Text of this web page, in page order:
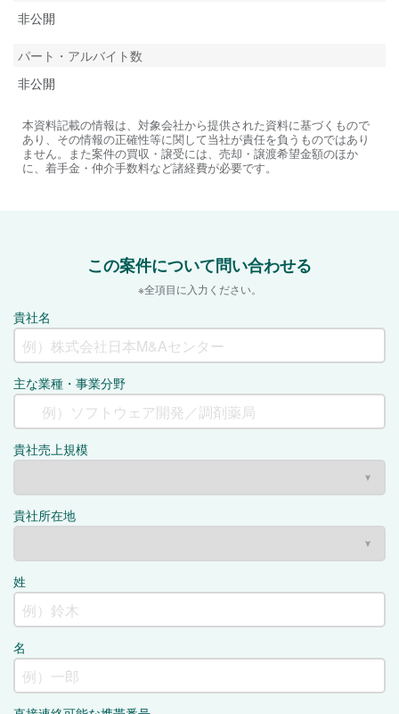
非公開
パート・アルバイト数
非公開
本資料記載の情報は、対象会社から提供された資料に基づくもので
あり、その情報の正確性等に関して当社が責任を負うものではあり
ません。また案件の買収・譲受には、売却・譲渡希望金額のほか
に、着手金・仲介手数料など諸経費が必要です。